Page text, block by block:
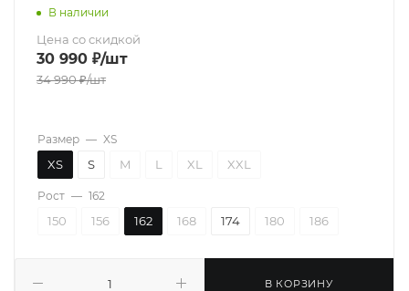
В наличии
Цена со скидкой
30 990 ₽/шт
34 990₽/шт
В КОРЗИНУ
Размер — XS
XS S M L XL XXL
Рост — 162
150 156 162 168 174 180 186